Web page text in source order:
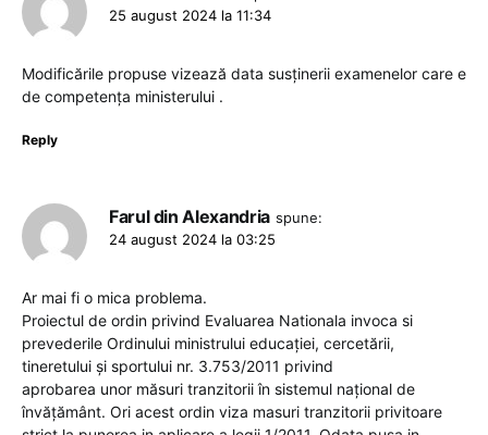
25 august 2024 la 11:34
Modificările propuse vizează data susținerii examenelor care e
de competența ministerului .
Reply
Farul din Alexandria spune:
24 august 2024 la 03:25
Ar mai fi o mica problema.
Proiectul de ordin privind Evaluarea Nationala invoca si
prevederile Ordinului ministrului educaţiei, cercetării,
tineretului şi sportului nr. 3.753/2011 privind
aprobarea unor măsuri tranzitorii în sistemul naţional de
învăţământ. Ori acest ordin viza masuri tranzitorii privitoare